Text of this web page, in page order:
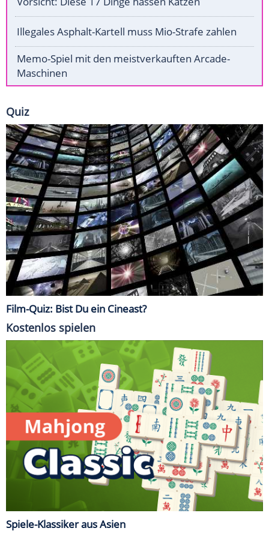
Illegales Asphalt-Kartell muss Mio-Strafe zahlen
Memo-Spiel mit den meistverkauften Arcade-
Maschinen
Quiz
Film-Quiz: Bist Du ein Cineast?
Kostenlos spielen
Spiele-Klassiker aus Asien